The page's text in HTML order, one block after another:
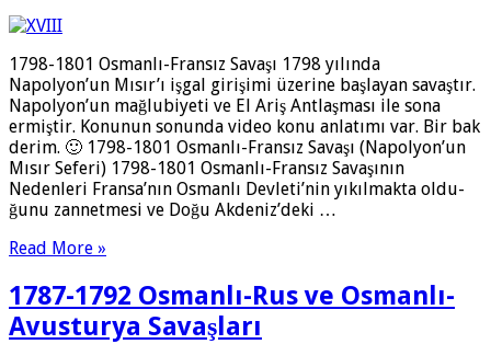
1798-1801 Osmanlı-Fransız Savaşı 1798 yılında
Napolyon’un Mısır’ı işgal girişimi üzerine başlayan savaştır.
Napolyon’un mağlubiyeti ve El Ariş Antlaşması ile sona
ermiştir. Konunun sonunda video konu anlatımı var. Bir bak
derim. 🙂 1798-1801 Osmanlı-Fransız Savaşı (Napolyon’un
Mısır Seferi) 1798-1801 Osmanlı-Fransız Savaşının
Nedenleri Fransa’nın Osmanlı Devleti’nin yıkılmakta oldu­
ğunu zannetmesi ve Doğu Akdeniz’deki …
Read More »
1787-1792 Osmanlı-Rus ve Osmanlı-
Avusturya Savaşları